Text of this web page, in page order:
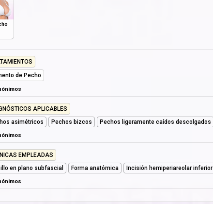
de Pecho
APLICABLES
asimétricos
Pechos bizcos Pechos ligeramente caídos descolgados
EMPLEADAS
en plano subfascial
Forma anatómica
Incisión hemiperiareolar inferior